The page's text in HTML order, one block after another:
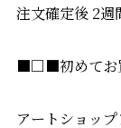
注文確定後 2週
■□■初めてお
アートショッ